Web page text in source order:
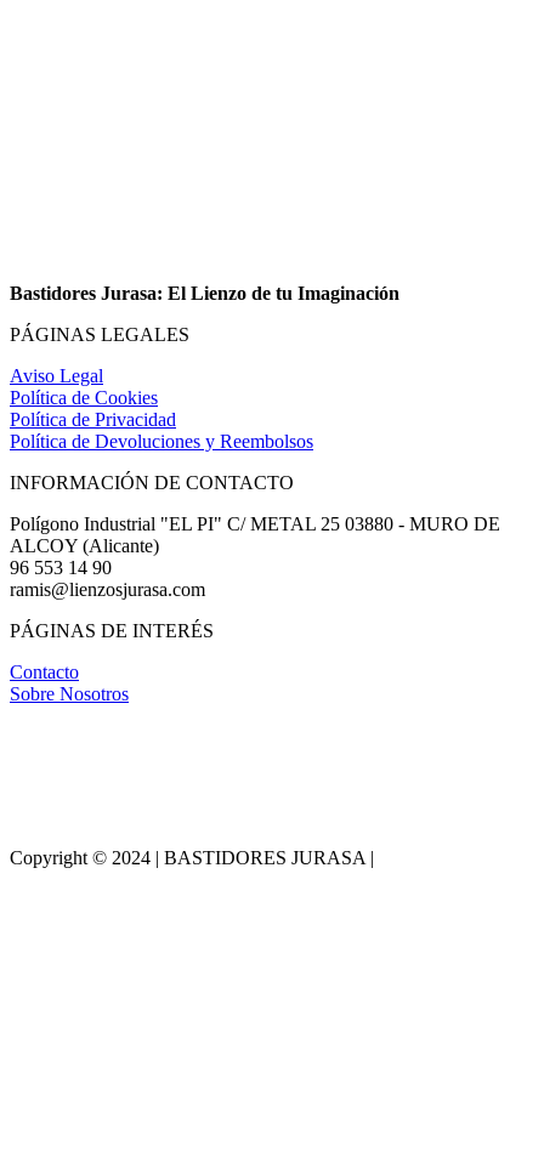
Bastidores Jurasa: El Lienzo de tu Imaginación
PÁGINAS LEGALES
Aviso Legal
Política de Cookies
Política de Privacidad
Política de Devoluciones y Reembolsos
INFORMACIÓN DE CONTACTO
Polígono Industrial "EL PI" C/ METAL 25 03880 - MURO DE
ALCOY (Alicante)
96 553 14 90
ramis@lienzosjurasa.com
PÁGINAS DE INTERÉS
Contacto
Sobre Nosotros
Copyright © 2024 | BASTIDORES JURASA |